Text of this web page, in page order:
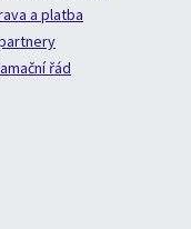
a platba
řád